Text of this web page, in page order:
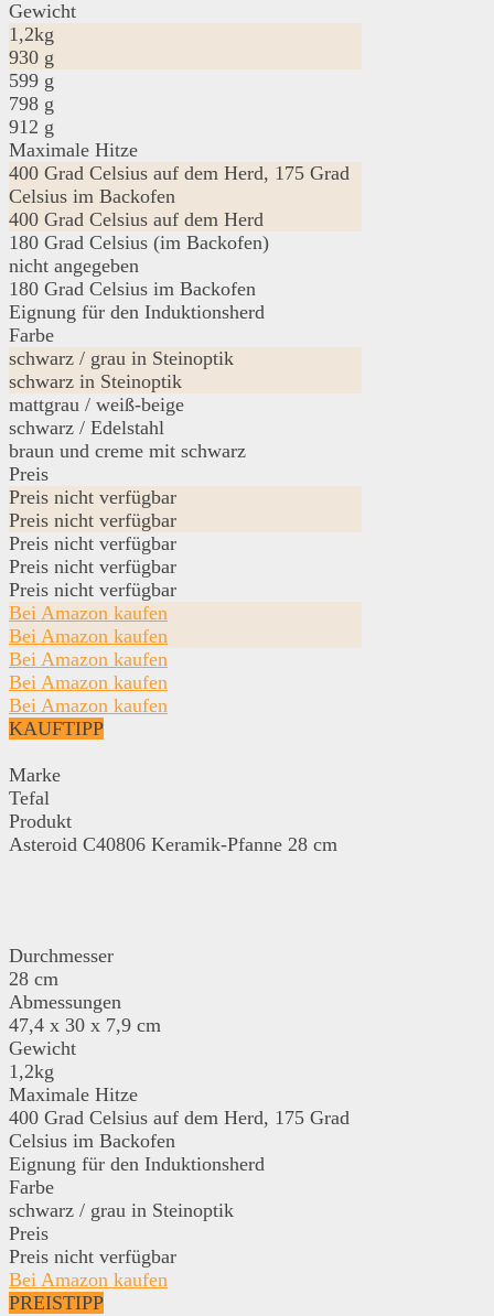
Gewicht
1,2kg
930 g
599 g
798 g
912 g
Maximale Hitze
400 Grad Celsius auf dem Herd, 175 Grad
Celsius im Backofen
400 Grad Celsius auf dem Herd
180 Grad Celsius (im Backofen)
nicht angegeben
180 Grad Celsius im Backofen
Eignung für den Induktionsherd
Farbe
schwarz / grau in Steinoptik
schwarz in Steinoptik
mattgrau / weiß-beige
schwarz / Edelstahl
braun und creme mit schwarz
Preis
Preis nicht verfügbar
Preis nicht verfügbar
Preis nicht verfügbar
Preis nicht verfügbar
Preis nicht verfügbar
Bei Amazon kaufen
Bei Amazon kaufen
Bei Amazon kaufen
Bei Amazon kaufen
Bei Amazon kaufen
KAUFTIPP
Marke
Tefal
Produkt
Asteroid C40806 Keramik-Pfanne 28 cm
Durchmesser
28 cm
Abmessungen
47,4 x 30 x 7,9 cm
Gewicht
1,2kg
Maximale Hitze
400 Grad Celsius auf dem Herd, 175 Grad
Celsius im Backofen
Eignung für den Induktionsherd
Farbe
schwarz / grau in Steinoptik
Preis
Preis nicht verfügbar
Bei Amazon kaufen
PREISTIPP